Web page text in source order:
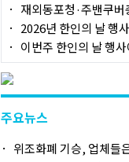
재외동포청·주밴쿠버
2026년 한인의 날 행
이번주 한인의 날 행
주요뉴스
위조화폐 기승, 업체들